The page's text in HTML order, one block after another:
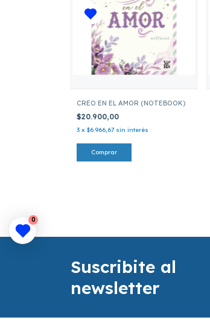
CREO EN EL AMOR (NOTEBOOK)
$20.900,00
3 x $6.966,67 sin interés
Suscribite al
newsletter
0